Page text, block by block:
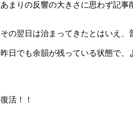
あまりの反響の大きさに思わず記事
その翌日は治まってきたとはいえ、
昨日でも余韻が残っている状態で
復活！！